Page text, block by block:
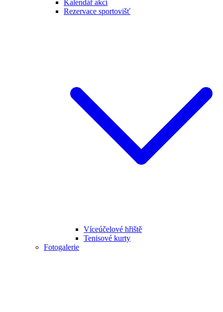
Kalendář akcí
Rezervace sportovišť
Víceúčelové hřiště
Tenisové kurty
Fotogalerie